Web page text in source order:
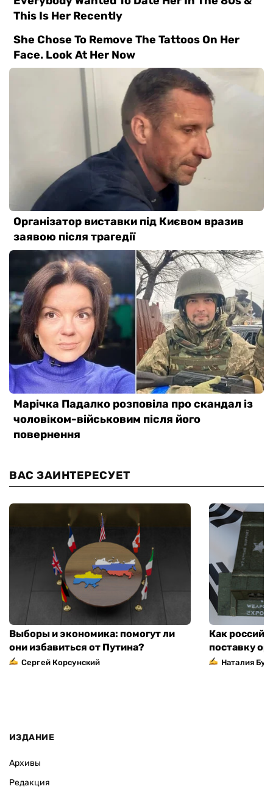
ВАС ЗАИНТЕРЕСУЕТ
Выборы и экономика: помогут ли
они избавиться от Путина?
Сергей Корсунский
Как
поставку
Наталия
ИЗДАНИЕ
Архивы
Редакция